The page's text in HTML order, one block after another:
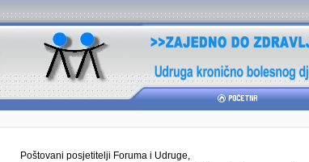
Poštovani posjetitelji Foruma i Udruge,